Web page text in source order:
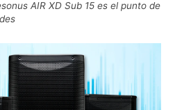
AIR XD Sub 15 es el punto de